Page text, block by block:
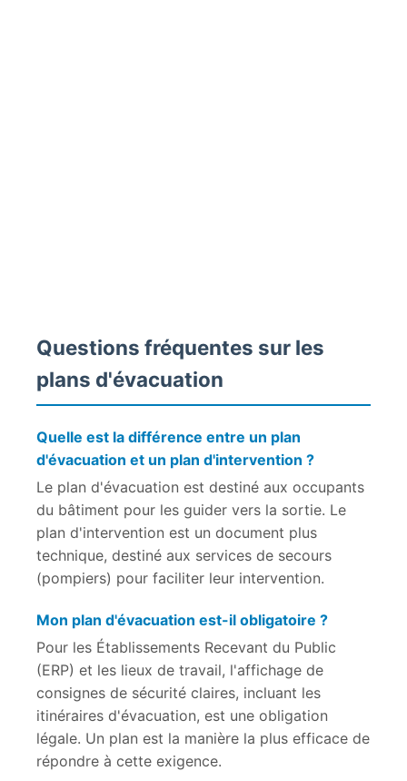
Questions fréquentes sur les
plans d'évacuation
Quelle est la différence entre un plan
d'évacuation et un plan d'intervention ?
Le plan d'évacuation est destiné aux occupants
du bâtiment pour les guider vers la sortie. Le
plan d'intervention est un document plus
technique, destiné aux services de secours
(pompiers) pour faciliter leur intervention.
Mon plan d'évacuation est-il obligatoire ?
Pour les Établissements Recevant du Public
(ERP) et les lieux de travail, l'affichage de
consignes de sécurité claires, incluant les
itinéraires d'évacuation, est une obligation
légale. Un plan est la manière la plus efficace de
répondre à cette exigence.